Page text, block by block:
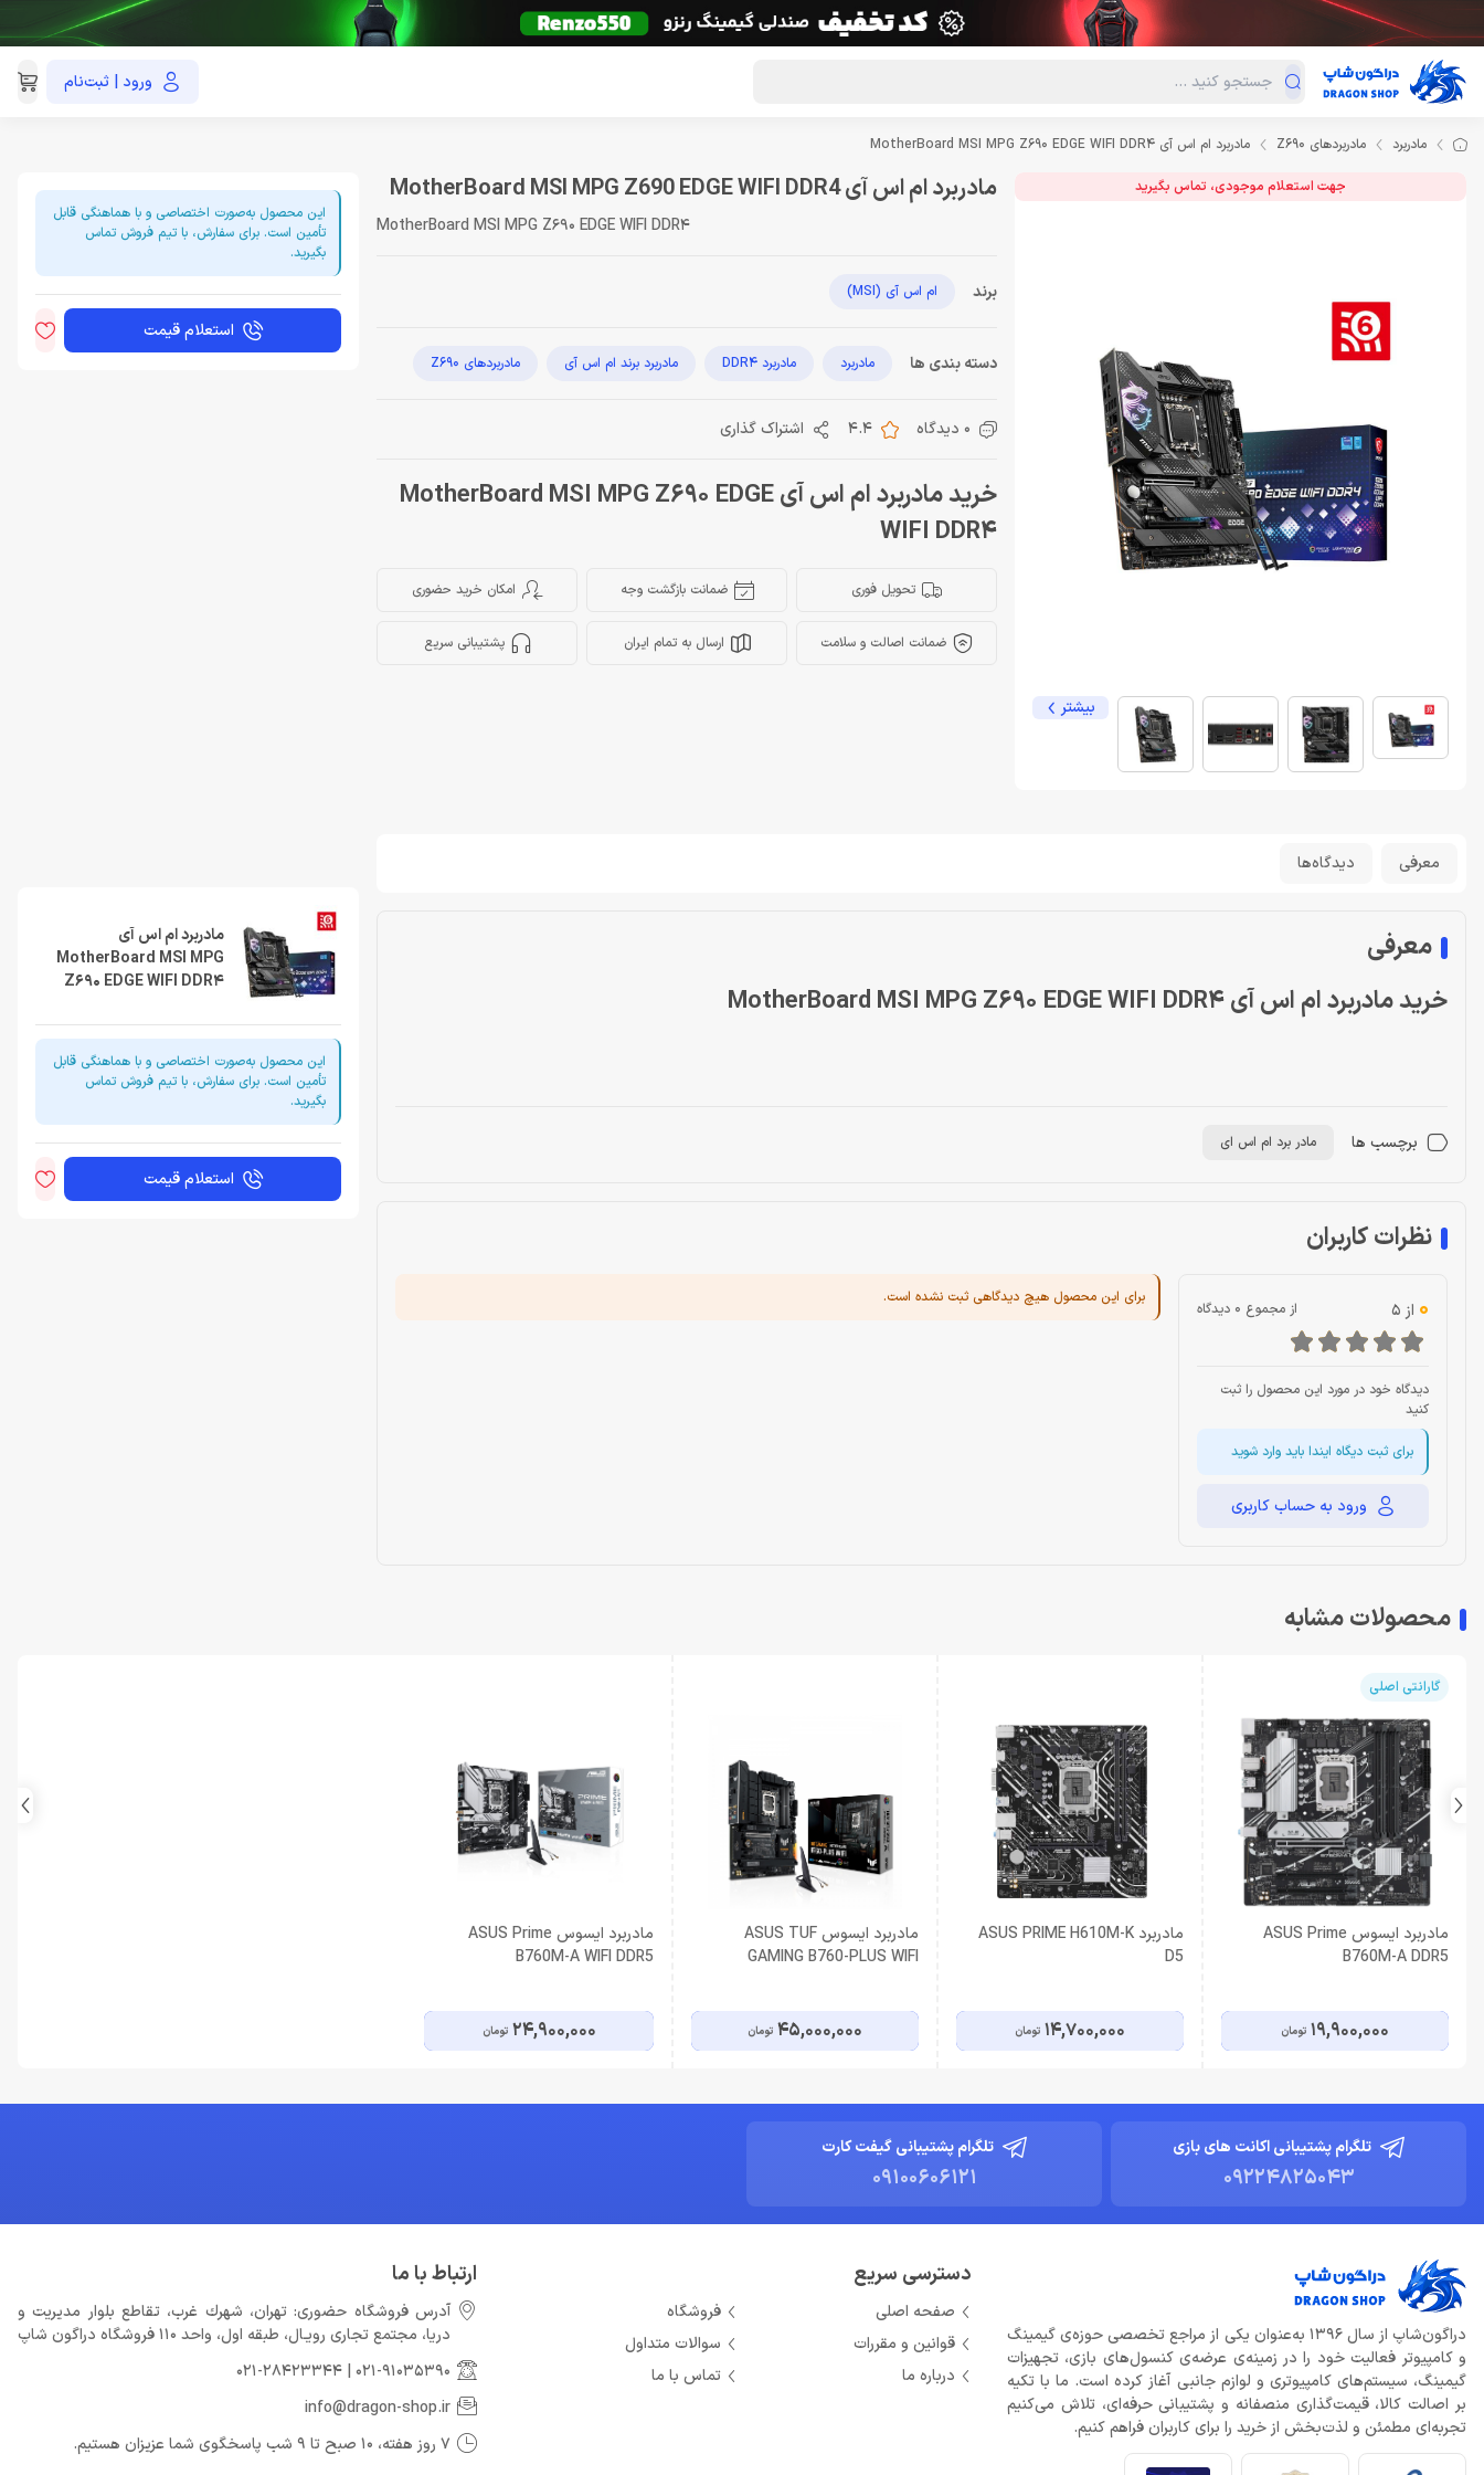
ورود | ثبت‌نام دسته‌بندی محصولات فروش ویژه 021-91035390
مادربرد مادربردهای Z690 مادربرد ام اس آی MotherBoard MSI MPG Z690 EDGE WIFI DDR4
جهت استعلام موجودی، تماس بگیرید
بیشتر
مادربرد ام اس آی MotherBoard MSI MPG Z690 EDGE WIFI DDR4
MotherBoard MSI MPG Z690 EDGE WIFI DDR4
برند ام اس آی (MSI)
دسته بندی ها مادربرد مادربرد DDR4 مادربرد برند ام اس آی مادربردهای Z690
0 دیدگاه 4.4 اشتراک گذاری
خرید مادربرد ام اس آی MotherBoard MSI MPG Z690 EDGE
WIFI DDR4
تحویل فوری ضمانت بازگشت وجه امکان خرید حضوری
ضمانت اصالت و سلامت ارسال به تمام ایران پشتیبانی سریع
این محصول به‌صورت اختصاصی و با هماهنگی قابل
تأمین است. برای سفارش، با تیم فروش تماس
بگیرید.
استعلام قیمت
معرفی دیدگاه‌ها
معرفی
خرید مادربرد ام اس آی MotherBoard MSI MPG Z690 EDGE WIFI DDR4
برچسب ها مادر برد ام اس ای
نظرات کاربران
0 از 5 از مجموع 0 دیدگاه
دیدگاه خود در مورد این محصول را ثبت
کنید
برای ثبت دیگاه ایندا باید وارد شوید
ورود به حساب کاربری
برای این محصول هیچ دیدگاهی ثبت نشده است.
مادربرد ام اس آی
MotherBoard MSI MPG
Z690 EDGE WIFI DDR4
این محصول به‌صورت اختصاصی و با هماهنگی قابل
تأمین است. برای سفارش، با تیم فروش تماس
بگیرید.
استعلام قیمت
محصولات مشابه
گارانتی اصلی
مادربرد ایسوس ASUS Prime
B760M-A DDR5
19,900,000 تومان
مادربرد ASUS PRIME H610M-K
D5
14,700,000 تومان
مادربرد ایسوس ASUS TUF
GAMING B760-PLUS WIFI
45,000,000 تومان
مادربرد ایسوس ASUS Prime
B760M-A WIFI DDR5
24,900,000 تومان
تلگرام پشتیبانی اکانت های بازی
09224825043
تلگرام پشتیبانی گیفت کارت
09100606121
دراگون‌شاپ از سال 1396 به‌عنوان یکی از مراجع تخصصی حوزه‌ی گیمینگ
و کامپیوتر فعالیت خود را در زمینه‌ی عرضه‌ی کنسول‌های بازی، تجهیزات
گیمینگ، سیستم‌های کامپیوتری و لوازم جانبی آغاز کرده است. ما با تکیه
بر اصالت کالا، قیمت‌گذاری منصفانه و پشتیبانی حرفه‌ای، تلاش می‌کنیم
تجربه‌ای مطمئن و لذت‌بخش از خرید را برای کاربران فراهم کنیم.
دسترسی سریع
صفحه اصلی
فروشگاه
قوانین و مقررات
سوالات متداول
درباره ما
تماس با ما
ارتباط با ما
آدرس فروشگاه حضوری: تهران، شهرك غرب، تقاطع بلوار مدیریت و
دريا، مجتمع تجارى رويـال، طبقه اول، واحد 110 فروشگاه دراگون شاپ
021-91035390
021-28423344
info@dragon-shop.ir
7 روز هفته، 10 صبح تا 9 شب پاسخگوی شما عزیزان هستیم.